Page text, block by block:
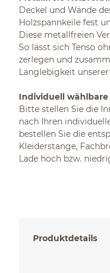
Deckel und Wände
Holzspannkeile fest
Diese metallfreien
So lässt sich Tenso
zerlegen und
Langlebigkeit unserer
Individuell
Bitte stellen Sie die
nach Ihren
bestellen Sie die
Kleiderstange,
Lade hoch bzw.
Produktdetails